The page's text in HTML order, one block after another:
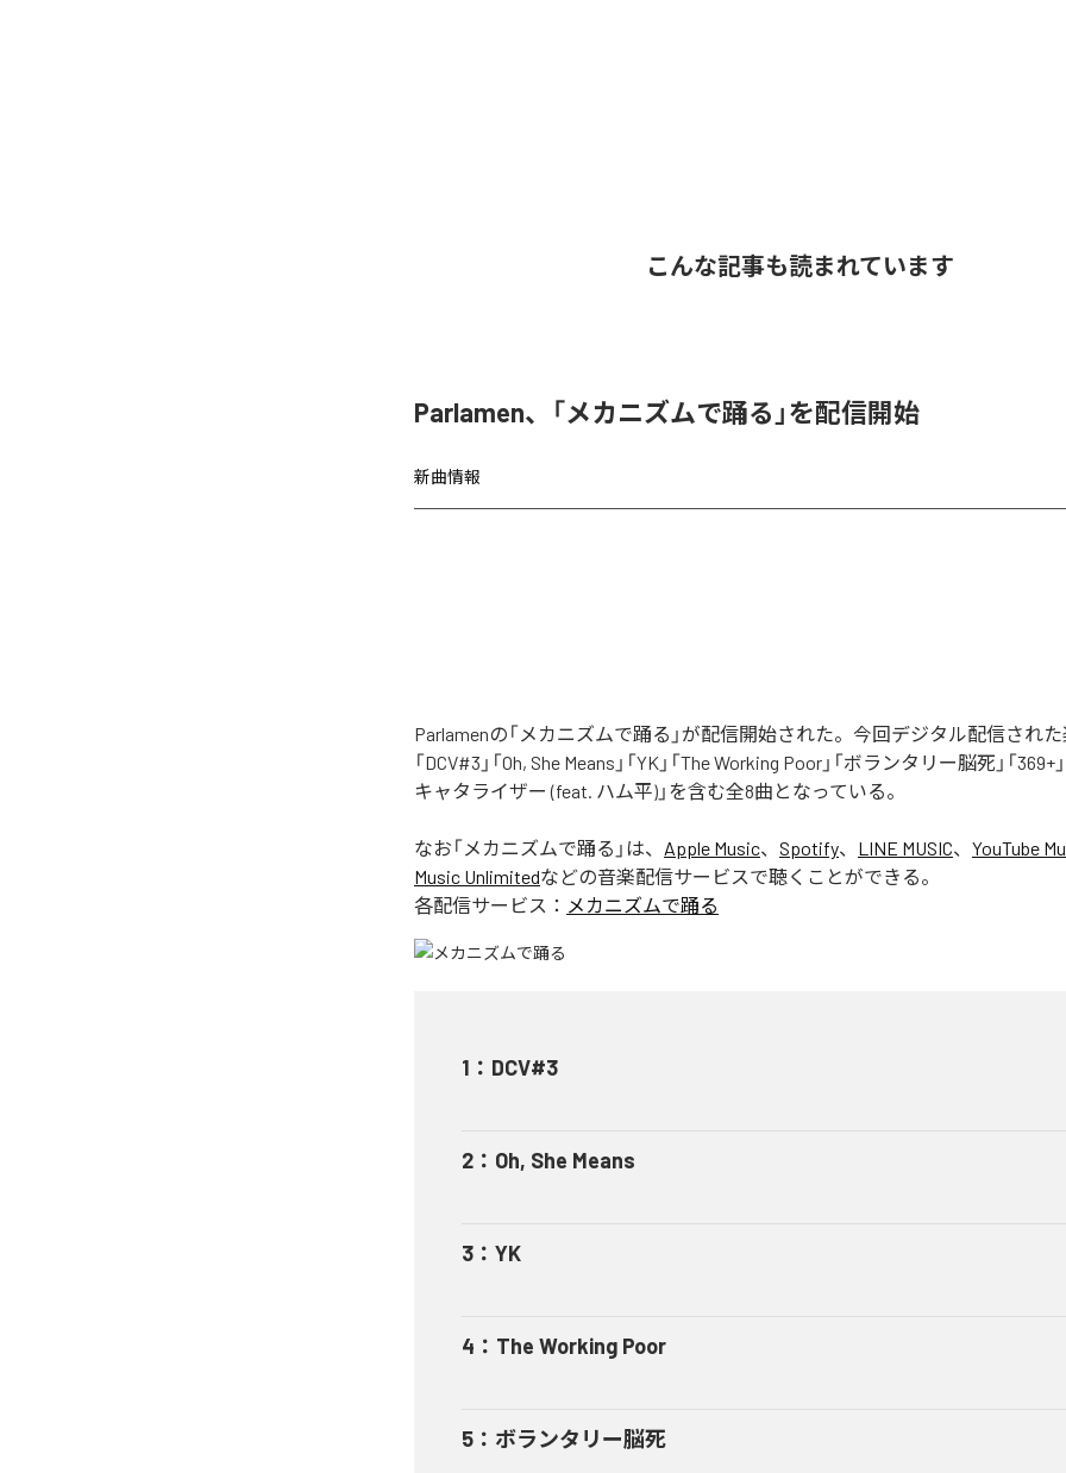
こんな記事も読まれています
Parlamen、「メカニズムで踊る」を配信開始
新曲情報
Parlamenの「メカニズムで踊る」が配信開始された。今回デジタル配信された
「DCV#3」「Oh, She Means」「YK」「The Working Poor」「ボランタリー脳死」「369+
キャタライザー (feat. ハム平)」を含む全8曲となっている。
なお「 メカニズムで踊る 」は、 Apple Music、 Spotify、 LINE MUSIC、 YouTube
Music Unlimitedなどの音楽配信サービスで聴くことができる。
各配信サービス： メカニズムで踊る
1 ： DCV#3
2 ： Oh, She Means
3 ： YK
4 ： The Working Poor
5 ： ボランタリー脳死